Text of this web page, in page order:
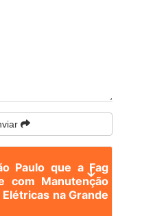
Paulo que a Fag
com Manutenção
na Grande